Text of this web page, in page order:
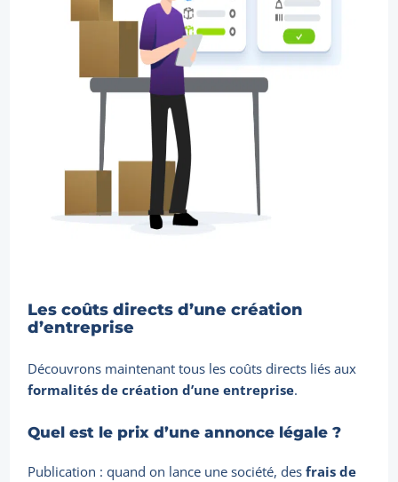
Les coûts directs d’une création
d’entreprise
Découvrons maintenant tous les coûts directs liés aux
formalités de création d’une entreprise.
Quel est le prix d’une annonce légale ?
Publication : quand on lance une société, des frais de